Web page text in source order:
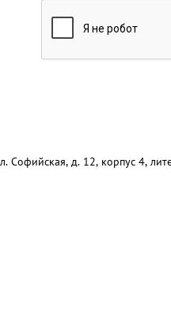
Софийская, д. 12, корпус 4,